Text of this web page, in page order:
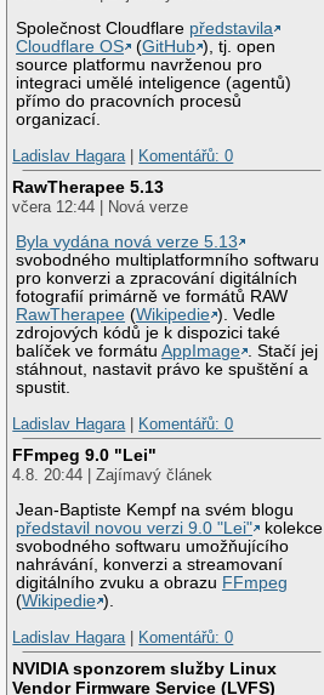
Společnost Cloudflare představila
Cloudflare OS
(GitHub ), tj. open
source platformu navrženou pro
integraci umělé inteligence (agentů)
přímo do pracovních procesů
organizací.
Ladislav Hagara
Komentářů: 0
RawTherapee 5.13
včera 12:44 | Nová verze
Byla vydána nová verze 5.13
svobodného multiplatformního softwaru
pro konverzi a zpracování digitálních
fotografií primárně ve formátů RAW
RawTherapee (Wikipedie ). Vedle
zdrojových kódů je k dispozici také
balíček ve formátuAppImage . Stačí jej
stáhnout, nastavit právo ke spuštění a
spustit.
Ladislav Hagara
Komentářů: 0
FFmpeg 9.0 "Lei"
4.8. 20:44 | Zajímavý článek
Jean-Baptiste Kempf na svém blogu
představil novou verzi 9.0 "Lei"
kolekce
svobodného softwaru umožňujícího
nahrávání, konverzi a streamovaní
digitálního zvuku a obrazu FFmpeg
(Wikipedie ).
Ladislav Hagara
Komentářů: 0
NVIDIA sponzorem služby Linux
Vendor Firmware Service (LVFS)